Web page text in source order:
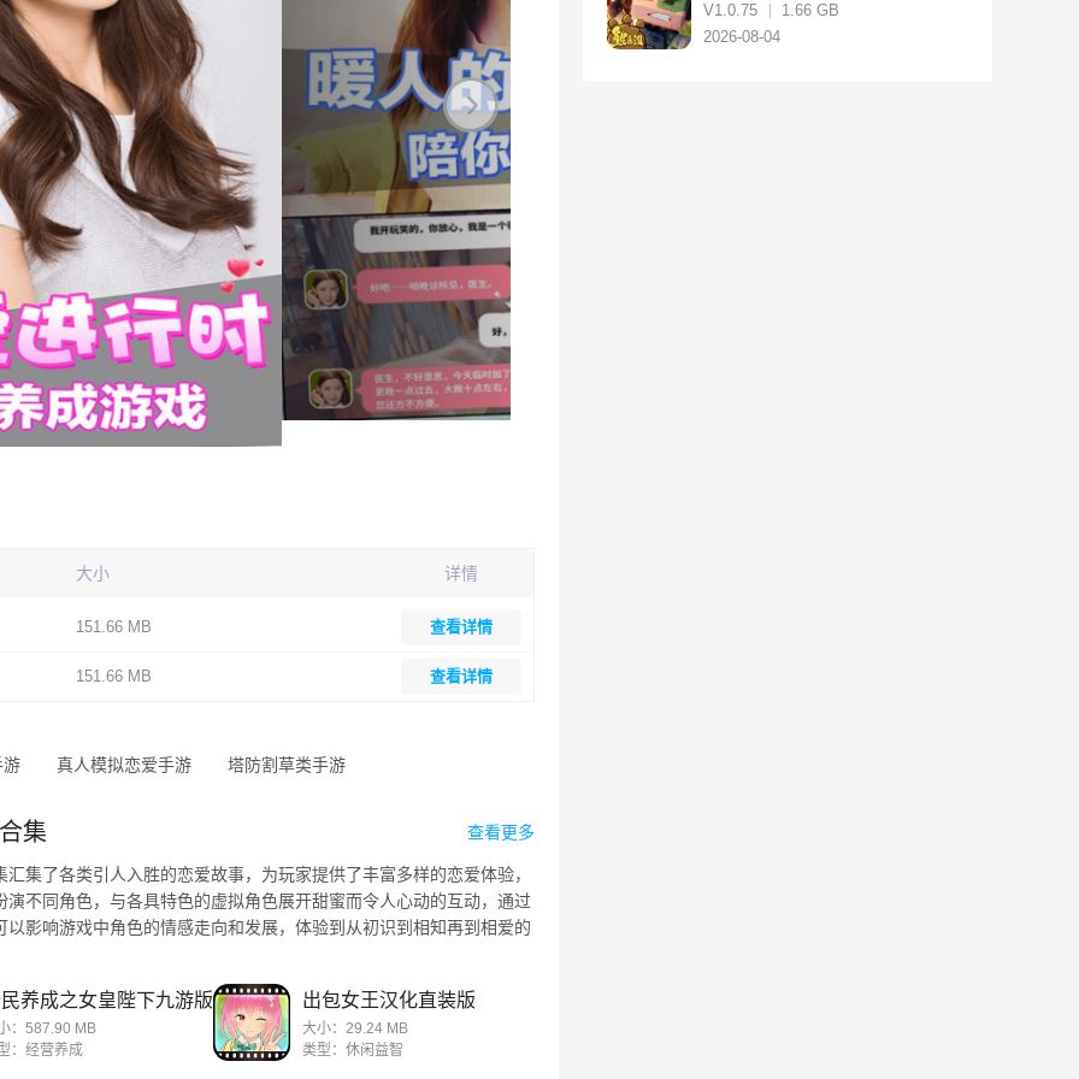
大小 详情
151.66 MB 查看详情
151.66 MB 查看详情
游 真人模拟恋爱手游 塔防割草类手游
集 查看更多
集了各类引人入胜的恋爱故事，为玩家提供了丰富多样的恋爱体验，
演不同角色，与各具特色的虚拟角色展开甜蜜而令人心动的互动，通过
以影响游戏中角色的情感走向和发展，体验到从初识到相知再到相爱的
养成之女皇陛下九游版
：587.90 MB
：经营养成
出包女王汉化直装版
大小：29.24 MB
类型：休闲益智
V1.0.75
1.66 GB
2026-08-04